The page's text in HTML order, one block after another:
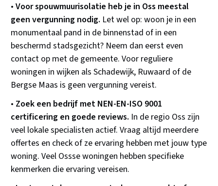
•Voor spouwmuurisolatie heb je in Oss meestal
geen vergunning nodig. Let wel op: woon je in een
monumentaal pand in de binnenstad of in een
beschermd stadsgezicht? Neem dan eerst even
contact op met de gemeente. Voor reguliere
woningen in wijken als Schadewijk, Ruwaard of de
Bergse Maas is geen vergunning vereist.
• Zoek een bedrijf met NEN-EN-ISO 9001
certificering en goede reviews. In de regio Oss zijn
veel lokale specialisten actief. Vraag altijd meerdere
offertes en check of ze ervaring hebben met jouw type
woning. Veel Ossse woningen hebben specifieke
kenmerken die ervaring vereisen.